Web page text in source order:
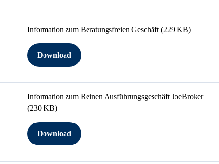
Information zum Beratungsfreien Geschäft (229 KB)
Download
Information zum Reinen Ausführungsgeschäft JoeBroker
(230 KB)
Download